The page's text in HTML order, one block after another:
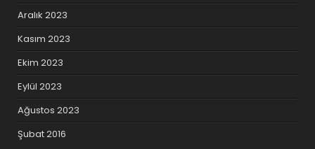
Aralık 2023
Kasım 2023
Ekim 2023
Eylül 2023
Ağustos 2023
Şubat 2016